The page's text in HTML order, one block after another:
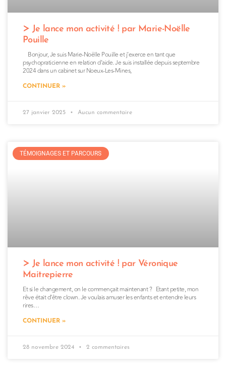
Je lance mon activité ! par Marie-Noëlle
Pouille
Bonjour, Je suis Marie-Noëlle Pouille et j’exerce en tant que
psychopraticienne en relation d’aide. Je suis installée depuis septembre
2024 dans un cabinet sur Noeux-Les-Mines,
CONTINUER »
27 janvier 2025 Aucun commentaire
TÉMOIGNAGES ET PARCOURS
Je lance mon activité ! par Véronique
Maitrepierre
Et si le changement, on le commençait maintenant ? Etant petite, mon
rêve était d’être clown. Je voulais amuser les enfants et entendre leurs
rires…
CONTINUER »
28 novembre 2024 2 commentaires